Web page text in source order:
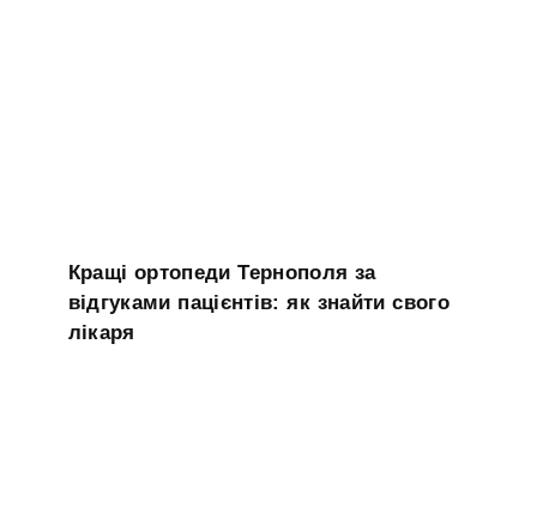
Кращі ортопеди Тернополя за
відгуками пацієнтів: як знайти свого
лікаря